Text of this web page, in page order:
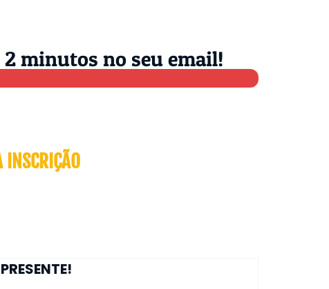
2 minutos no seu email!
INSCRIÇÃO